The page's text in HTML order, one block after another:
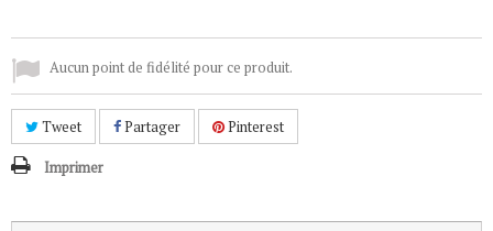
Aucun point de fidélité pour ce produit.
Tweet Partager Pinterest
Imprimer